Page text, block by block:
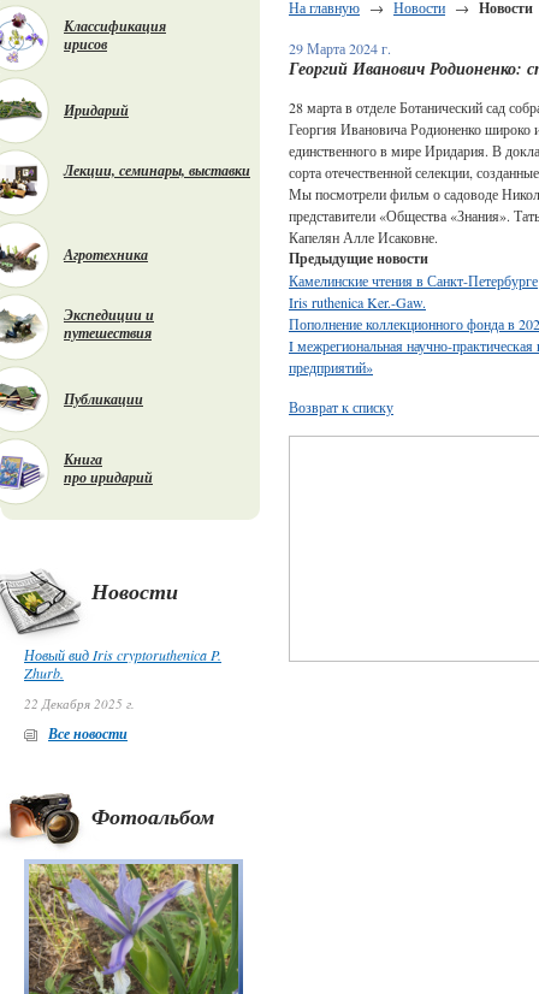
Классификация
ирисов
Иридарий
Лекции, семинары, выставки
Агротехника
Экспедиции и
путешествия
Публикации
Книга
про иридарий
Новости
Новый вид Iris cryptoruthenica P.
Zhurb.
22 Декабря 2025 г.
Все новости
Фотоальбом
На главную → Новости → Новости
29 Марта 2024 г.
Георгий Иванович
28 марта в отделе Ботанический сад
Георгия Ивановича Родионенко широко
единственного в мире Иридария. В
сорта отечественной селекции,
Мы посмотрели фильм о садоводе
представители «Общества «Знания».
Капелян Алле Исаковне.
Предыдущие новости
Камелинские чтения в Санкт-Петербурге
Iris ruthenica Ker.-Gaw.
Пополнение коллекционного фонда в
I межрегиональная научно-
предприятий»
Возврат к списку